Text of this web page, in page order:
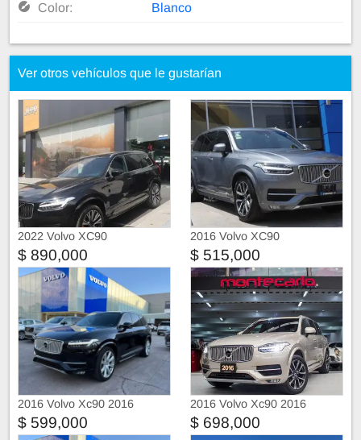
Color: Blanco
Ver otros vehículos que le gustarían
2022 Volvo XC90
$ 890,000
2016 Volvo XC90
$ 515,000
2016 Volvo Xc90 2016
$ 599,000
2016 Volvo Xc90 2016
$ 698,000